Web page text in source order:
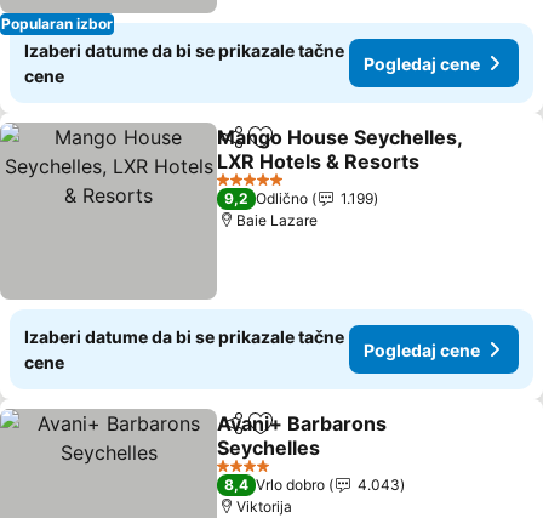
Popularan izbor
Izaberi datume da bi se prikazale tačne
cene
Pogledaj cene
Deli Dodati u favorite
Mango House Seychelles,
LXR Hotels & Resorts
5 Zvezdice
9,2 Odlično
1.199
Baie Lazare
Izaberi datume da bi se prikazale tačne
cene
Pogledaj cene
Deli Dodati u favorite
Avani+ Barbarons
Seychelles
4 Zvezdice
8,4 Vrlo dobro
4.043
Viktorija